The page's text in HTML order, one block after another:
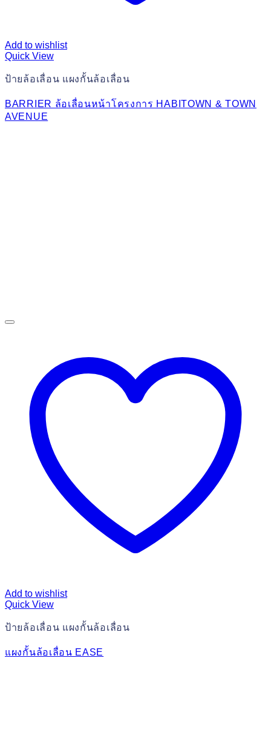
Add to wishlist
Quick View
ป้ายล้อเลื่อน แผงกั้นล้อเลื่อน
BARRIER ล้อเลื่อนหน้าโครงการ HABITOWN & TOWN
AVENUE
Add to wishlist
Quick View
ป้ายล้อเลื่อน แผงกั้นล้อเลื่อน
แผงกั้นล้อเลื่อน EASE